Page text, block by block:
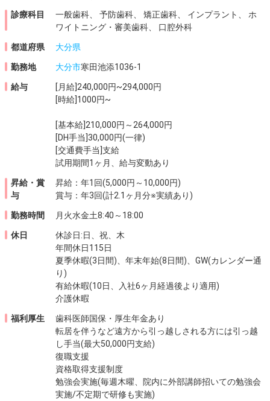
診療科目
一般歯科、 予防歯科、 矯正歯科、 インプラント、 ホ
ワイトニング・審美歯科、 口腔外科
都道府県 大分県
勤務地 大分市寒田池添1036-1
給与
[月給]240,000円~294,000円
[時給]1000円~
[基本給]210,000円～264,000円
[DH手当]30,000円(一律)
[交通費手当]支給
試用期間1ヶ月、給与変動あり
昇給・賞
与
昇給：年1回(5,000円～10,000円)
賞与：年3回(計2.1ヶ月分※実績あり)
勤務時間 月火水金土8:40～18:00
休日
休診日:日、祝、木
年間休日115日
夏季休暇(3日間)、年末年始(8日間)、GW(カレンダー通
り)
有給休暇(10日、入社6ヶ月経過後より適用)
介護休暇
福利厚生
歯科医師国保・厚生年金あり
転居を伴うなど遠方から引っ越しされる方には引っ越
し手当(最大50,000円支給)
復職支援
資格取得支援制度
勉強会実施(毎週木曜、院内に外部講師招いての勉強会
実施/不定期で研修も実施)